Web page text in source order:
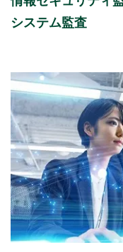
システム監査